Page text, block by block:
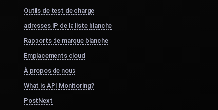
Outils de test de charge
adresses IP de la liste blanche
Rapports de marque blanche
Emplacements cloud
À propos de nous
What is API Monitoring?
PostNext